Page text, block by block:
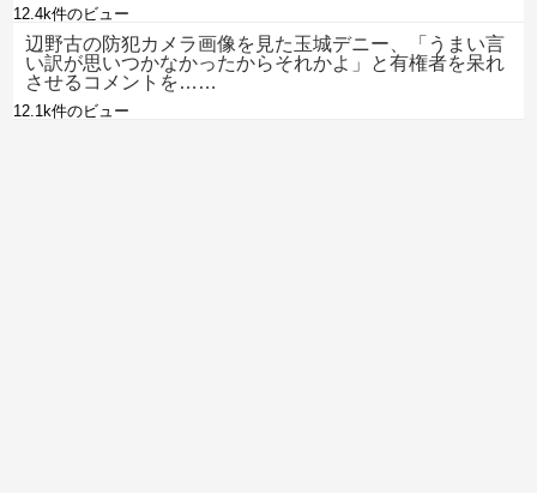
12.4k件のビュー
辺野古の防犯カメラ画像を見た玉城デニー、「うまい言
い訳が思いつかなかったからそれかよ」と有権者を呆れ
させるコメントを……
12.1k件のビュー